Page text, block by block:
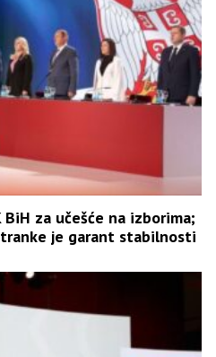
BiH za učešće na izborima;
je garant stabilnosti